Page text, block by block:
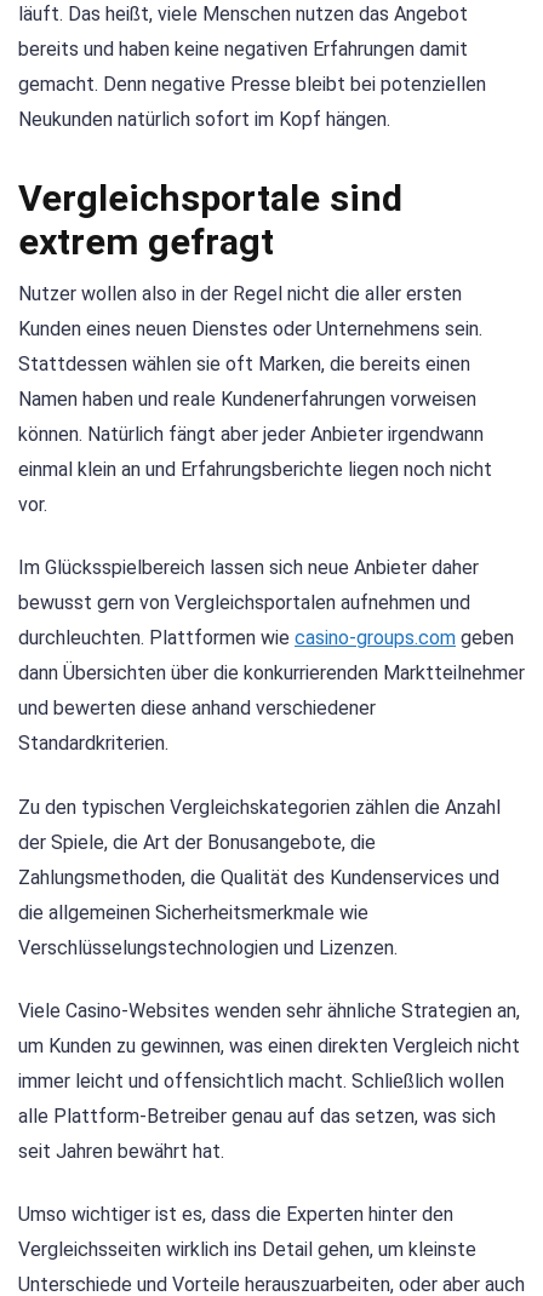
läuft. Das heißt, viele Menschen nutzen das Angebot
bereits und haben keine negativen Erfahrungen damit
gemacht. Denn negative Presse bleibt bei potenziellen
Neukunden natürlich sofort im Kopf hängen.
Vergleichsportale sind
extrem gefragt
Nutzer wollen also in der Regel nicht die aller ersten
Kunden eines neuen Dienstes oder Unternehmens sein.
Stattdessen wählen sie oft Marken, die bereits einen
Namen haben und reale Kundenerfahrungen vorweisen
können. Natürlich fängt aber jeder Anbieter irgendwann
einmal klein an und Erfahrungsberichte liegen noch nicht
vor.
Im Glücksspielbereich lassen sich neue Anbieter daher
bewusst gern von Vergleichsportalen aufnehmen und
durchleuchten. Plattformen wie casino-groups.com geben
dann Übersichten über die konkurrierenden Marktteilnehmer
und bewerten diese anhand verschiedener
Standardkriterien.
Zu den typischen Vergleichskategorien zählen die Anzahl
der Spiele, die Art der Bonusangebote, die
Zahlungsmethoden, die Qualität des Kundenservices und
die allgemeinen Sicherheitsmerkmale wie
Verschlüsselungstechnologien und Lizenzen.
Viele Casino-Websites wenden sehr ähnliche Strategien an,
um Kunden zu gewinnen, was einen direkten Vergleich nicht
immer leicht und offensichtlich macht. Schließlich wollen
alle Plattform-Betreiber genau auf das setzen, was sich
seit Jahren bewährt hat.
Umso wichtiger ist es, dass die Experten hinter den
Vergleichsseiten wirklich ins Detail gehen, um kleinste
Unterschiede und Vorteile herauszuarbeiten, oder aber auch